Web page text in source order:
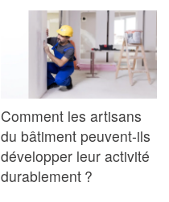
Comment les artisans
du bâtiment peuvent-ils
développer leur activité
durablement ?